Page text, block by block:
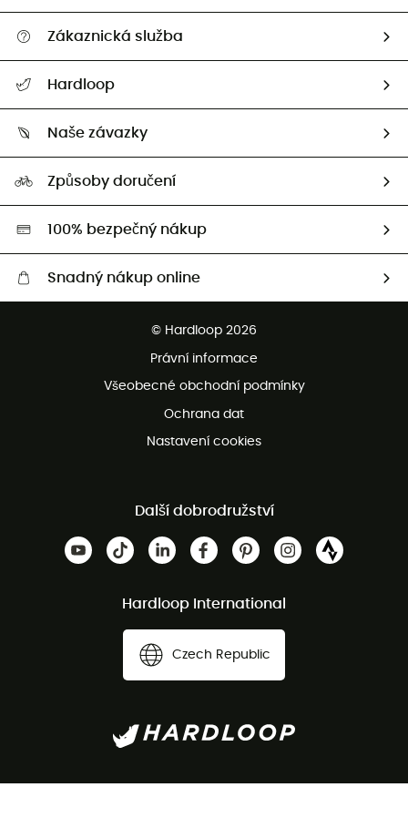
Zákaznická služba
Vrácení zboží a peněz
Hardloop
Naši Ambasadoři
Naše závazky
Second hand
HardGreen
Způsoby doručení
100% bezpečný nákup
Snadný nákup online
Bezplatné vrácení do 100 dnů
Bezplatná zákaznická služba
© Hardloop 2026
Právní informace
Všeobecné obchodní podmínky
Ochrana dat
Nastavení cookies
Další dobrodružství
Hardloop International
Czech Republic